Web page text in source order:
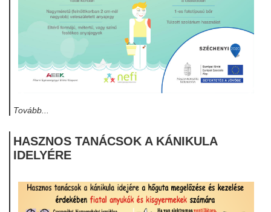
Tovább...
HASZNOS TANÁCSOK A KÁNIKULA
IDELYÉRE